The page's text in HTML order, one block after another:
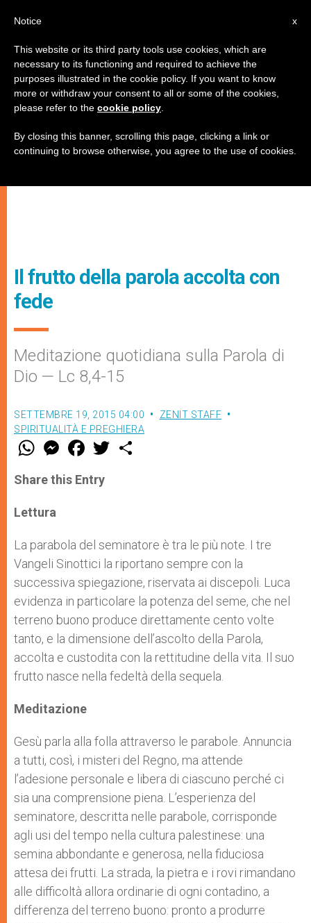
Il frutto della parola accolta con
fede
Meditazione quotidiana sulla Parola di
Dio — Lc 8,4-15
SETTEMBRE 19, 2015 04:00
ZENIT STAFF
SPIRITUALITÀ E PREGHIERA
W
t
s
p
p
M
e
s
e
F
a
e
b
w
Share this Entry
Lettura
La parabola del seminatore è tra le più note. I tre
Vangeli Sinottici la riportano sempre con la
successiva spiegazione, riservata ai discepoli. Luca
evidenza in particolare la potenza del seme, che nel
terreno buono produce direttamente cento volte
tanto, e la dimensione dell’ascolto della Parola,
accolta e custodita con la rettitudine della vita. Il suo
frutto nasce nella fedeltà della sequela.
Meditazione
Gesù parla alla folla attraverso le parabole. Annuncia
a tutti, così, i misteri del Regno, ma attende
l’adesione personale e libera di ciascuno perché ci
sia una comprensione piena. L’esperienza del
seminatore, descritta nelle parabole, corrisponde
agli usi del tempo nella cultura palestinese: una
semina abbondante e generosa, nella fiduciosa
attesa dei frutti. La strada, la pietra e i rovi rimandano
alle difficoltà allora ordinarie di ogni contadino, a
differenza del terreno buono: pronto a produrre
x
Notice
This website or its third party tools use cookies, which are
necessary to its functioning and required to achieve the
purposes illustrated in the cookie policy. If you want to know
more or withdraw your consent to all or some of the cookies,
please refer to the cookie policy
By closing this banner, scrolling this page, clicking a link or
continuing to browse otherwise, you agree to the use of cookies.